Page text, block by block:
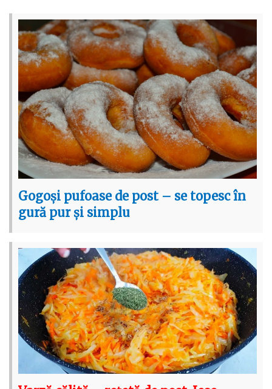
Gogoși pufoase de post – se topesc în
gură pur și simplu